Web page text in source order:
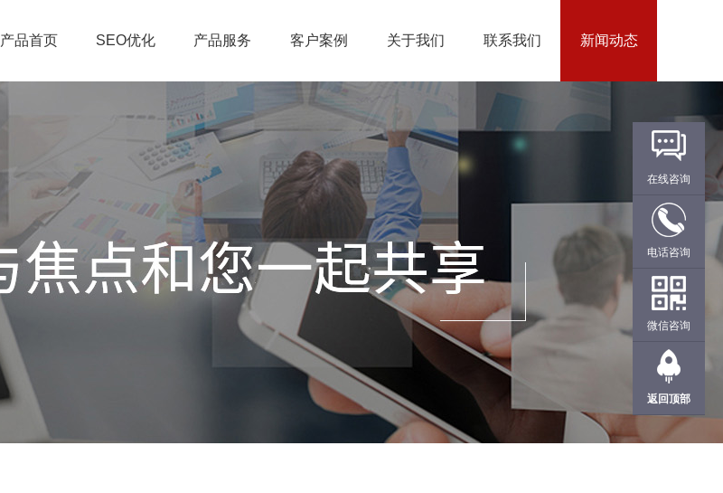
产品首页 SEO优化 产品服务 客户案例 关于我们 联系我们 新闻动态
在线咨询
电话咨询
微信咨询
返回顶部